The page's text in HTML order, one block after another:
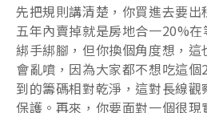
先把規則講清楚，你買進去要出
五年內賣掉就是房地合一20%
綁手綁腳，但你換個角度想，
會亂噴，因為大家都不想吃這
到的籌碼相對乾淨，這對長線
保護。再來，你要面對一個很